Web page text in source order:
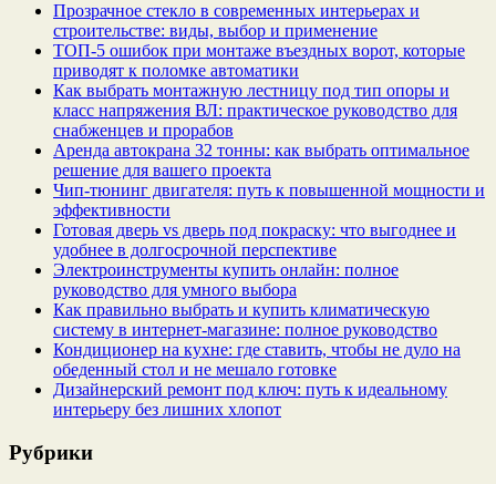
Прозрачное стекло в современных интерьерах и
строительстве: виды, выбор и применение
ТОП-5 ошибок при монтаже въездных ворот, которые
приводят к поломке автоматики
Как выбрать монтажную лестницу под тип опоры и
класс напряжения ВЛ: практическое руководство для
снабженцев и прорабов
Аренда автокрана 32 тонны: как выбрать оптимальное
решение для вашего проекта
Чип‑тюнинг двигателя: путь к повышенной мощности и
эффективности
Готовая дверь vs дверь под покраску: что выгоднее и
удобнее в долгосрочной перспективе
Электроинструменты купить онлайн: полное
руководство для умного выбора
Как правильно выбрать и купить климатическую
систему в интернет‑магазине: полное руководство
Кондиционер на кухне: где ставить, чтобы не дуло на
обеденный стол и не мешало готовке
Дизайнерский ремонт под ключ: путь к идеальному
интерьеру без лишних хлопот
Рубрики